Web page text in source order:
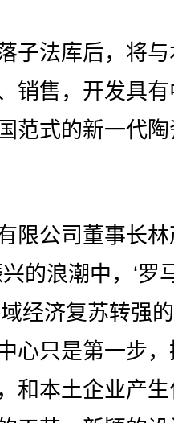
法库后，将与
销售，开发具
范式的新一代
公司董事长林
的浪潮中，‘罗
经济复苏转强
心只是第一步
和本土企业产